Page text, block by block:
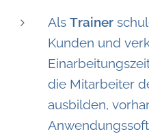
Als Trainer
Kunden und
die Mitarbeiter
ausbilden,